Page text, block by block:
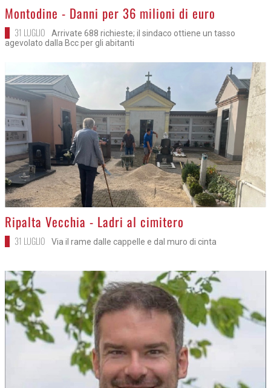
>Montodine - Danni per 36 milioni di euro
31 LUGLIO
Arrivate 688 richieste; il sindaco ottiene un tasso
agevolato dalla Bcc per gli abitanti
>
Ripalta Vecchia - Ladri al cimitero
31 LUGLIO Via il rame dalle cappelle e dal muro di cinta